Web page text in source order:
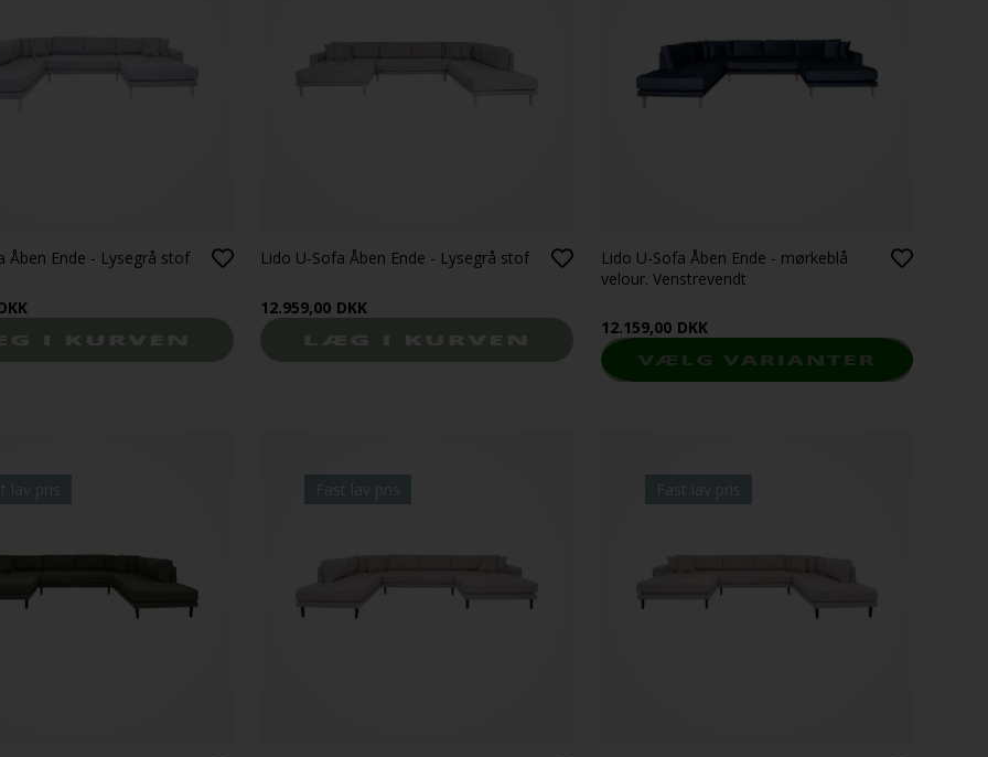
Åben Ende - Lysegrå stof Lido U-Sofa Åben Ende - Lysegrå stof
12.959,00 DKK
Lido U-Sofa Åben Ende - mørkeblå
velour. Venstrevendt
12.159,00 DKK
lav pris Fast lav pris Fast lav pris